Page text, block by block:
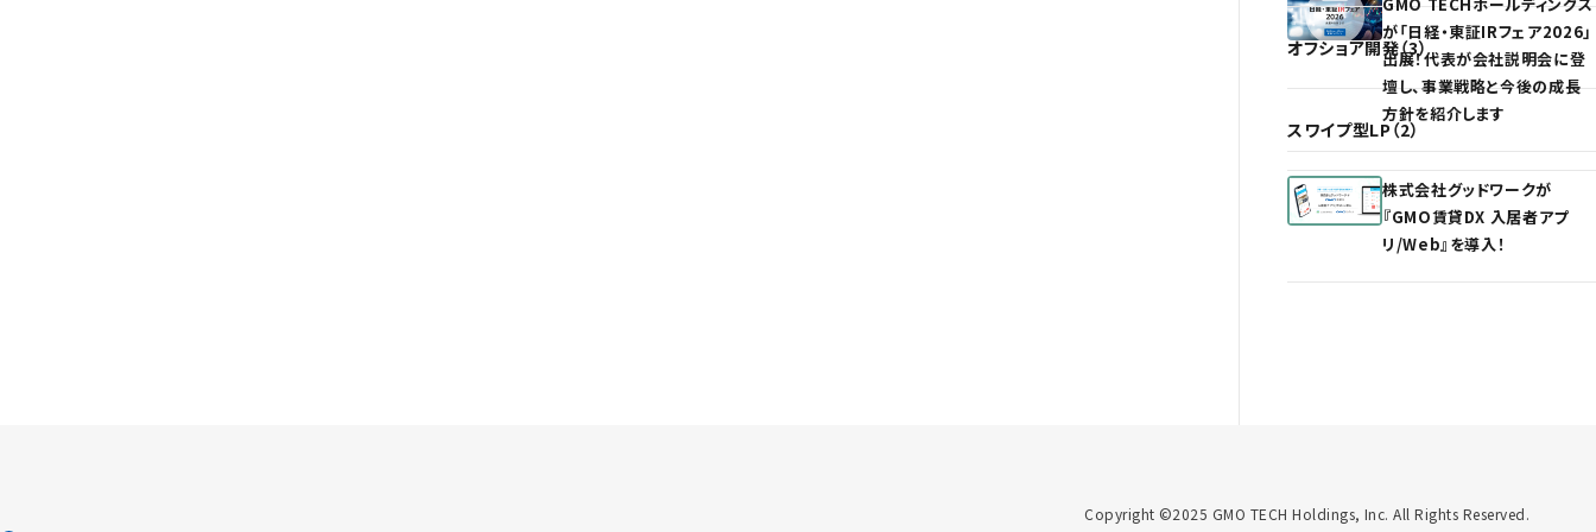
オフショア開発（3）
スワイプ型LP（2）
が「日経・東証IRフェア2026」
出展！代表が会社説明会に登
壇し、事業戦略と今後の成長
方針を紹介します
株式会社グッドワークが
『GMO賃貸DX 入居者アプ
リ/Web』を導入！
Copyright ©2025 GMO TECH Holdings, Inc. All Rights Reserved.